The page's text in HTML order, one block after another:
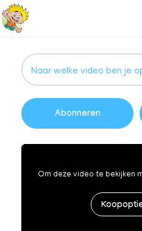
Om deze video te bekijken
Abonneren